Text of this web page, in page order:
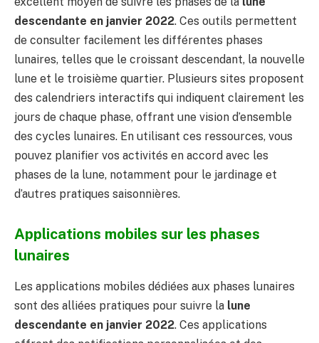
descendante en janvier 2022. Ces outils permettent
de consulter facilement les différentes phases
lunaires, telles que le croissant descendant, la nouvelle
lune et le troisième quartier. Plusieurs sites proposent
des calendriers interactifs qui indiquent clairement les
jours de chaque phase, offrant une vision d’ensemble
des cycles lunaires. En utilisant ces ressources, vous
pouvez planifier vos activités en accord avec les
phases de la lune, notamment pour le jardinage et
d’autres pratiques saisonnières.
Applications mobiles sur les phases
lunaires
Les applications mobiles dédiées aux phases lunaires
sont des alliées pratiques pour suivre la lune
descendante en janvier 2022. Ces applications